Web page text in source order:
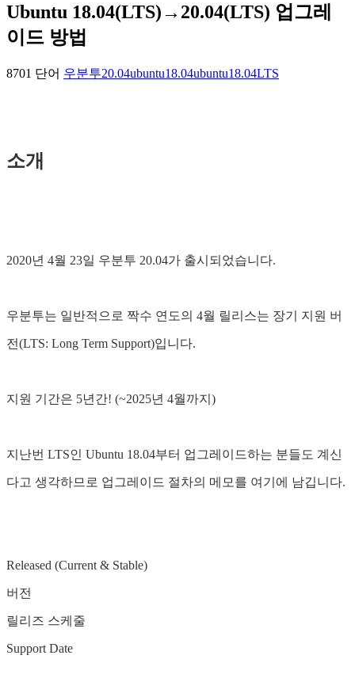
Ubuntu 18.04(LTS)→20.04(LTS) 업그레
이드 방법
8701 단어 우분투20.04ubuntu18.04ubuntu18.04LTS
소개
2020년 4월 23일 우분투 20.04가 출시되었습니다.
우분투는 일반적으로 짝수 연도의 4월 릴리스는 장기 지원 버
전(LTS: Long Term Support)입니다.
지원 기간은 5년간! (~2025년 4월까지)
지난번 LTS인 Ubuntu 18.04부터 업그레이드하는 분들도 계신
다고 생각하므로 업그레이드 절차의 메모를 여기에 남깁니다.
Released (Current & Stable)
버전
릴리즈 스케줄
Support Date